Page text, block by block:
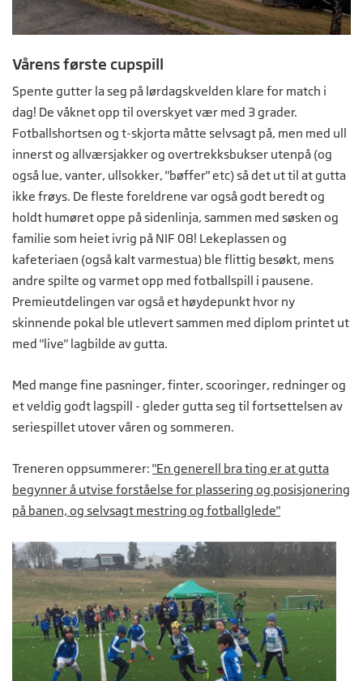
Vårens første cupspill
Spente gutter la seg på lørdagskvelden klare for match i
dag! De våknet opp til overskyet vær med 3 grader.
Fotballshortsen og t-skjorta måtte selvsagt på, men med ull
innerst og allværsjakker og overtrekksbukser utenpå (og
også lue, vanter, ullsokker, "bøffer" etc) så det ut til at gutta
ikke frøys. De fleste foreldrene var også godt beredt og
holdt humøret oppe på sidenlinja, sammen med søsken og
familie som heiet ivrig på NIF 08! Lekeplassen og
kafeteriaen (også kalt varmestua) ble flittig besøkt, mens
andre spilte og varmet opp med fotballspill i pausene.
Premieutdelingen var også et høydepunkt hvor ny
skinnende pokal ble utlevert sammen med diplom printet ut
med "live" lagbilde av gutta.
Med mange fine pasninger, finter, scooringer, redninger og
et veldig godt lagspill - gleder gutta seg til fortsettelsen av
seriespillet utover våren og sommeren.
Treneren oppsummerer: "En generell bra ting er at gutta
begynner å utvise forståelse for plassering og posisjonering
på banen, og selvsagt mestring og fotballglede"